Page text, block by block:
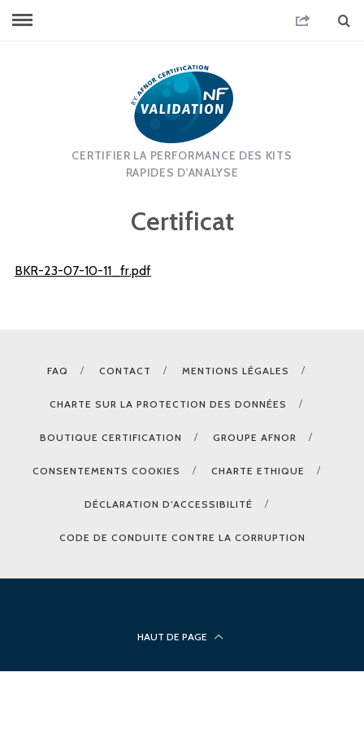
CERTIFIER LA PERFORMANCE DES KITS
RAPIDES D'ANALYSE
Certificat
BKR-23-07-10-11_fr.pdf
FAQ CONTACT MENTIONS LÉGALES
CHARTE SUR LA PROTECTION DES DONNÉES
BOUTIQUE CERTIFICATION GROUPE AFNOR
CONSENTEMENTS COOKIES CHARTE ETHIQUE
DÉCLARATION D’ACCESSIBILITÉ
CODE DE CONDUITE CONTRE LA CORRUPTION
HAUT DE PAGE